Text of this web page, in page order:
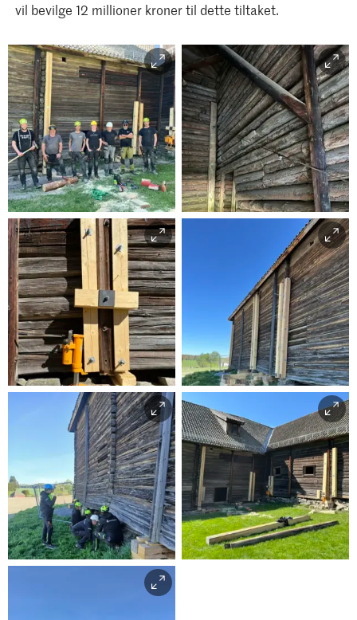
vil bevilge 12 millioner kroner til dette tiltaket.
Foto: MiA/Juliane Dahl
Smerud
Foto: MiA/Juliane Dahl
Foto: MiA/Juliane Dahl
Smerud
Foto: MiA/Jan Kristoffer